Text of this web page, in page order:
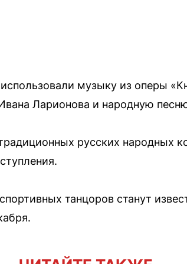
музыку из оперы
Ларионова и народную
русских народных
танцоров станут